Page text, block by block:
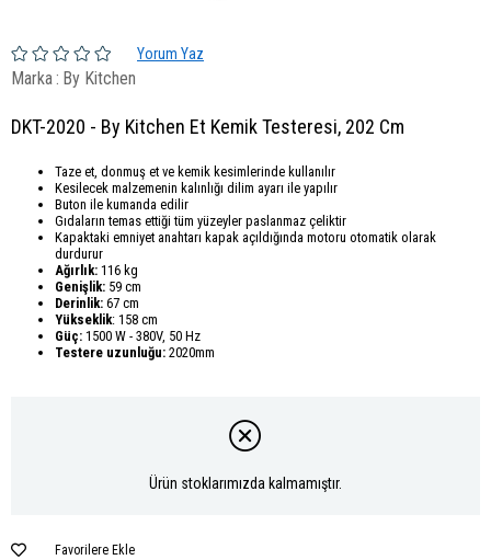
Yorum Yaz
Marka: By Kitchen
DKT-2020 - By Kitchen Et Kemik Testeresi, 202 Cm
Taze et, donmuş et ve kemik kesimlerinde kullanılır
Kesilecek malzemenin kalınlığı dilim ayarı ile yapılır
Buton ile kumanda edilir
Gıdaların temas ettiği tüm yüzeyler paslanmaz çeliktir
Kapaktaki emniyet anahtarı kapak açıldığında motoru otomatik olarak
durdurur
Ağırlık: 116 kg
Genişlik: 59 cm
Derinlik: 67 cm
Yükseklik: 158 cm
Güç: 1500 W - 380V, 50 Hz
Testere uzunluğu: 2020mm
Ürün stoklarımızda kalmamıştır.
Favorilere Ekle